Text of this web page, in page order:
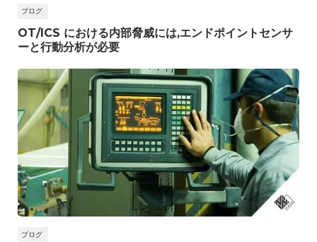
ブログ
OT/ICS における内部脅威には,エンドポイントセンサ
ーと行動分析が必要
ブログ